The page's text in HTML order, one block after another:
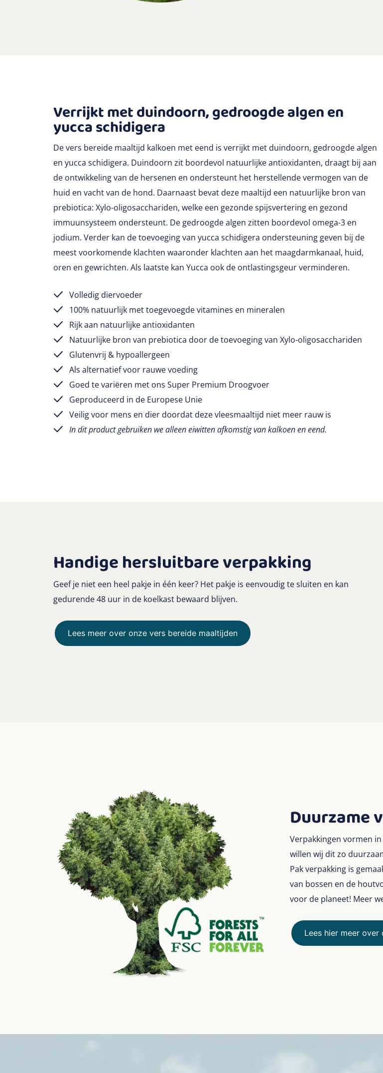
Verrijkt met duindoorn, gedroogde algen en
yucca schidigera
De vers bereide maaltijd kalkoen met eend is verrijkt met duindoorn, gedroogde algen
en yucca schidigera. Duindoorn zit boordevol natuurlijke antioxidanten, draagt bij aan
de ontwikkeling van de hersenen en ondersteunt het herstellende vermogen van de
huid en vacht van de hond. Daarnaast bevat deze maaltijd een natuurlijke bron van
prebiotica: Xylo-oligosacchariden, welke een gezonde spijsvertering en gezond
immuunsysteem ondersteunt. De gedroogde algen zitten boordevol omega-3 en
jodium. Verder kan de toevoeging van yucca schidigera ondersteuning geven bij de
meest voorkomende klachten waaronder klachten aan het maagdarmkanaal, huid,
oren en gewrichten. Als laatste kan Yucca ook de ontlastingsgeur verminderen.
Volledig diervoeder
100% natuurlijk met toegevoegde vitamines en mineralen
Rijk aan natuurlijke antioxidanten
Natuurlijke bron van prebiotica door de toevoeging van Xylo-oligosacchariden
Glutenvrij & hypoallergeen
Als alternatief voor rauwe voeding
Goed te variëren met ons Super Premium Droogvoer
Geproduceerd in de Europese Unie
Veilig voor mens en dier doordat deze vleesmaaltijd niet meer rauw is
In dit product gebruiken we alleen eiwitten afkomstig van kalkoen en eend.
Handige hersluitbare verpakking
Geef je niet een heel pakje in één keer? Het pakje is eenvoudig te sluiten en kan
gedurende 48 uur in de koelkast bewaard blijven.
Lees meer over onze vers bereide maaltijden
Duurzame
Verpakkingen vormen
willen wij dit zo
Pak verpakking is
van bossen en de
voor de planeet! Meer
Lees hier meer